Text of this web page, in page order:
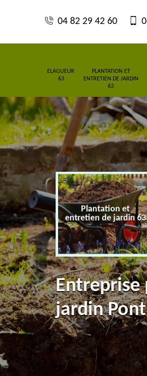
04 82 29 42 60
ELAGUEUR
63
PLANTATION ET
ENTRETIEN DE JARDIN
63
63
Plantation et
entretien de jardin 63
jardin